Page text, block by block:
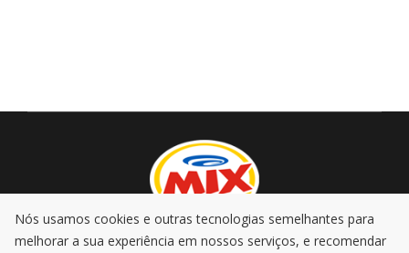
Nós usamos cookies e outras tecnologias semelhantes para
melhorar a sua experiência em nossos serviços, e recomendar